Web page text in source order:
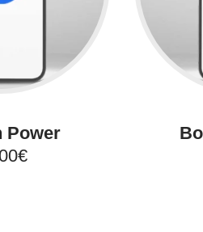
Power